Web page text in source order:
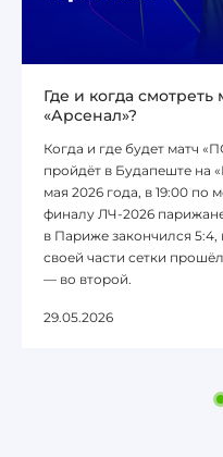
Где и когда
«Арсенал»?
Когда и где будет матч
пройдёт в Будапеште на
мая 2026 года, в 19:00 по
финалу ЛЧ-2026
в Париже закончился 5:4,
своей части сетки прошёл
— во второй.
29.05.2026